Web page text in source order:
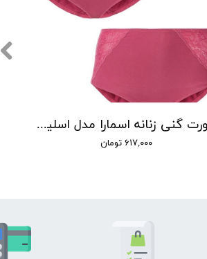
شورت گنی زنانه اسمارا مدل اسلیپ مجموعه دو عددی
۶۱۷,۰۰۰ تومان